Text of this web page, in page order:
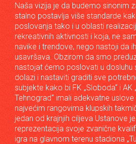
Naša vizija je da budemo sinonim
stalno postavlja više standarde
poslovanja tako i u oblasti
rekreativnih aktivnosti i koja, ne
navike i trendove, nego nastoji da
usavršava. Obzirom da smo
nastojat ćemo poslovati u dosluhu
dolazi i nastaviti graditi sve
subjekte kako bi FK „Sloboda“ i AK
Tehnograd“ imali adekvatne uslove
najvećim rangovima klupskih
jedan od krajnjih ciljeva Ustanove je
reprezentacija svoje zvanične
igra na glavnom terenu stadiona